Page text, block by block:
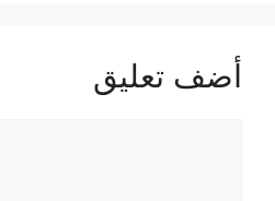
أضف تعليق